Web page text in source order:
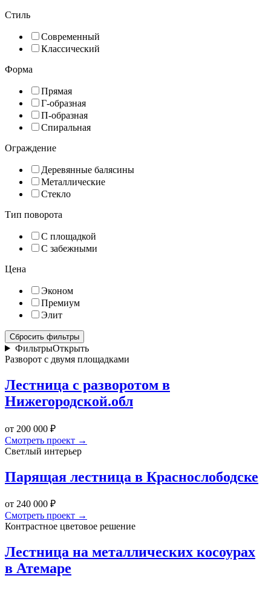
Стиль
Современный
Классический
Форма
Прямая
Г-образная
П-образная
Спиральная
Ограждение
Деревянные балясины
Металлические
Стекло
Тип поворота
С площадкой
С забежными
Цена
Эконом
Премиум
Элит
Сбросить фильтры
ФильтрыОткрыть
Разворот с двумя площадками
Лестница с разворотом в
Нижегородской.обл
от 200 000 ₽
Смотреть проект →
Светлый интерьер
Парящая лестница в Краснослободске
от 240 000 ₽
Смотреть проект →
Контрастное цветовое решение
Лестница на металлических косоурах
в Атемаре